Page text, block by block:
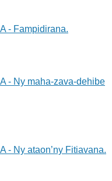
- Fampidirana.
- Ny maha-zava-dehibe
- Ny ataon’ny Fitiavana.